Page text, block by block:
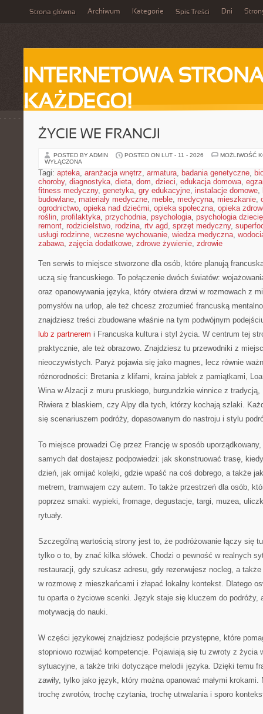
Strona główna Archiwum Kategorie Spis Treści Dni
INTERNETOWA
KAŻDEGO!
ŻYCIE WE FRANCJI
POSTED BY ADMIN POSTED ON LUT - 11 - 2026
MOŻLIWOŚĆ
WYŁĄCZONA
Tagi: apteka, aranżacja wnętrz, armatura, badania genetyczne,
choroby, diagnostyka, dieta, dom, dzieci, edukacja domowa,
fitness medyczny, genetyka, gry edukacyjne, instalacje domowe,
budowlane, materiały medyczne, meble, medycyna, mieszkanie,
ogrodnictwo, opieka nad dziećmi, opieka społeczna, opieka
roślin, profilaktyka, przychodnia, psychologia, psychologia
remont, rodzicielstwo, rodzina, rtv agd, sprzęt medyczny,
usługi rodzinne, wczesne wychowanie, wiedza medyczna,
zabawa, zajęcia dodatkowe, zdrowe żywienie, zdrowie
Ten serwis to miejsce stworzone dla osób, które planują
uczą się francuskiego. To połączenie dwóch światów:
oraz opanowywania języka, który otwiera drzwi w rozmowach z
pomysłów na urlop, ale też chcesz zrozumieć francuską
znajdziesz treści zbudowane właśnie na tym podwójnym
lub z partnerem i Francuska kultura i styl życia. W centrum tej
praktycznie, ale też obrazowo. Znajdziesz tu przewodniki z
nieoczywistych. Paryż pojawia się jako magnes, lecz równie
różnorodności: Bretania z klifami, kraina jabłek z pamiątkami,
Wina w Alzacji z muru pruskiego, burgundzkie winnice z tradycją,
Riwiera z blaskiem, czy Alpy dla tych, którzy kochają szlaki.
się scenariuszem podróży, dopasowanym do nastroju i stylu
To miejsce prowadzi Cię przez Francję w sposób
samych dat dostajesz podpowiedzi: jak skonstruować trasę,
dzień, jak omijać kolejki, gdzie wpaść na coś dobrego, a także
metrem, tramwajem czy autem. To także przestrzeń dla osób,
poprzez smaki: wypieki, fromage, degustacje, targi, muzea,
rytuały.
Szczególną wartością strony jest to, że podróżowanie łączy się
tylko o to, by znać kilka słówek. Chodzi o pewność w realnych
restauracji, gdy szukasz adresu, gdy rezerwujesz nocleg, a
w rozmowę z mieszkańcami i złapać lokalny kontekst. Dlatego
tu oparta o życiowe scenki. Język staje się kluczem do podróży,
motywacją do nauki.
W części językowej znajdziesz podejście przystępne, które
stopniowo rozwijać kompetencje. Pojawiają się tu zwroty z życia
sytuacyjne, a także triki dotyczące melodii języka. Dzięki temu
zawiły, tylko jako język, który można opanować małymi krokami.
trochę zwrotów, trochę czytania, trochę utrwalania i sporo